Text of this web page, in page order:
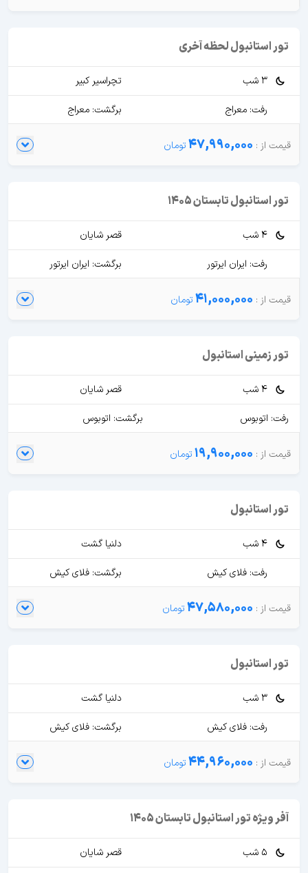
تور استانبول لحظه آخری
3 شب
تچراسیر کبیر
رفت: معراج
برگشت: معراج
47,990,000
تور استانبول تابستان 1405
4 شب
قصر شایان
رفت: ایران ایرتور
برگشت: ایران ایرتور
41,000,000
تور زمینی استانبول
4 شب
قصر شایان
رفت: اتوبوس
برگشت: اتوبوس
19,900,000
تور استانبول
4 شب
دلنیا گشت
رفت: فلای کیش
برگشت: فلای کیش
47,580,000
تور استانبول
3 شب
دلنیا گشت
رفت: فلای کیش
برگشت: فلای کیش
44,960,000
آفر ویژه تور استانبول تابستان 1405
5 شب
قصر شایان